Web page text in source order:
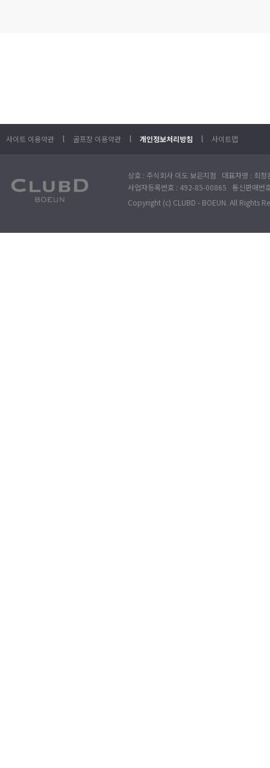
사이트 이용약관 l 골프장 이용약관 l 개인정보처리방침 l 사이트맵
상호 : 주식회사 이도 보은지점 대표자명 : 최
사업자등록번호 : 492-85-00865 통신판매
Copyright (c) CLUBD - BOEUN. All Rights